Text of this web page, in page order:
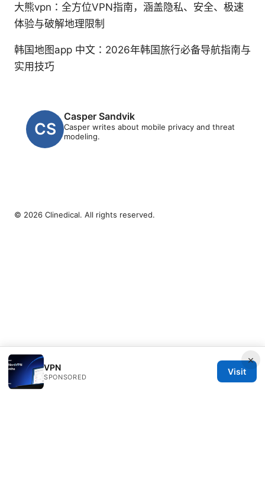
大熊vpn：全方位VPN指南，涵盖隐私、安全、极速
体验与破解地理限制
韩国地图app 中文：2026年韩国旅行必备导航指南与
实用技巧
Casper Sandvik
Casper writes about mobile privacy and threat
modeling.
×
VPN
SPONSORED
Visit
© 2026 Clinedical. All rights reserved.